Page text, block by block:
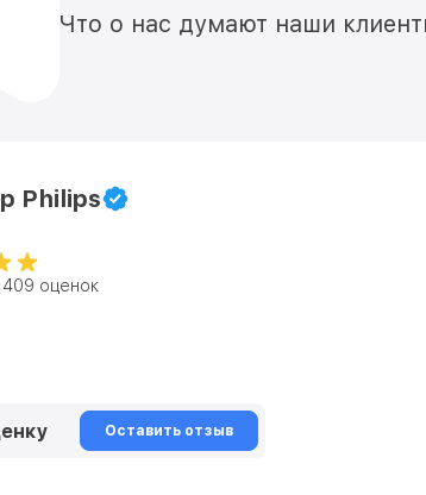
Что о нас думают наши
Philips
409 оценок
Оставить отзыв